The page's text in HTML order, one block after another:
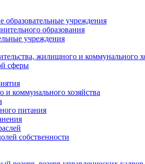
образовательные учреждения
образования
учреждения
жилищного и коммунального
сферы
коммунального хозяйства
питания
собственности